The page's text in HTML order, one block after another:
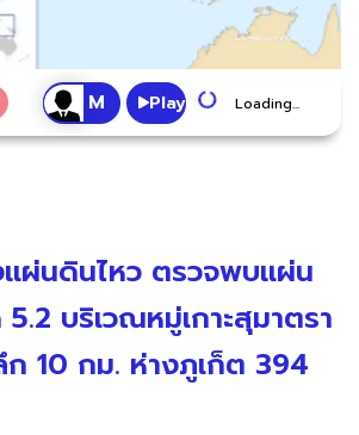
Play Loading...
แผ่นดินไหว ตรวจพบแผ่น
บริเวณหมู่เกาะสุมาตรา
ก 10 กม. ห่างภูเก็ต 394